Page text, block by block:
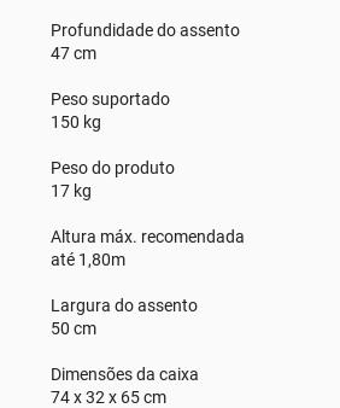
Profundidade do assento
47 cm
Peso suportado
150 kg
Peso do produto
17 kg
Altura máx. recomendada
até 1,80m
Largura do assento
50 cm
Dimensões da caixa
74 x 32 x 65 cm